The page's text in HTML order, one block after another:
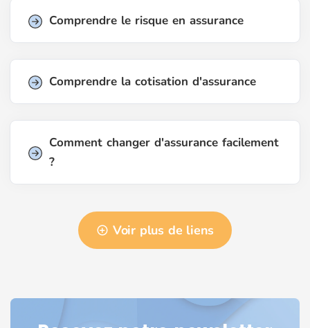
Comprendre le risque en assurance
Comprendre la cotisation d'assurance
Comment changer d'assurance facilement
?
Voir plus de liens